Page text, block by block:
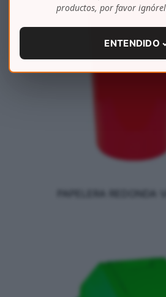
productos, por favor
ENTENDIDO